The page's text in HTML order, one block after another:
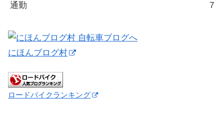
通勤 7
にほんブログ村
ロードバイクランキング